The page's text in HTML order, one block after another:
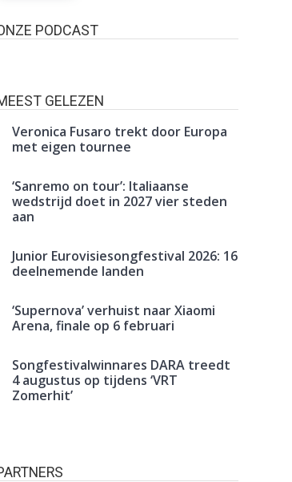
PODCAST
GELEZEN
Veronica Fusaro trekt door Europa
met eigen tournee
‘Sanremo on tour’: Italiaanse
wedstrijd doet in 2027 vier steden
aan
Junior Eurovisiesongfestival 2026: 16
deelnemende landen
‘Supernova’ verhuist naar Xiaomi
Arena, finale op 6 februari
Songfestivalwinnares DARA treedt
4 augustus op tijdens ‘VRT
Zomerhit’